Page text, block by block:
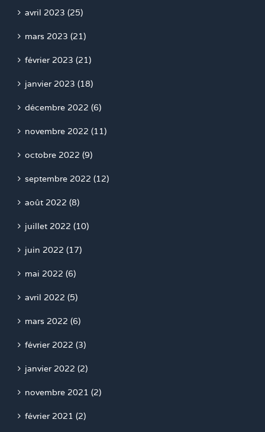
avril 2023 (25)
mars 2023 (21)
février 2023 (21)
janvier 2023 (18)
décembre 2022 (6)
novembre 2022 (11)
octobre 2022 (9)
septembre 2022 (12)
août 2022 (8)
juillet 2022 (10)
juin 2022 (17)
mai 2022 (6)
avril 2022 (5)
mars 2022 (6)
février 2022 (3)
janvier 2022 (2)
novembre 2021 (2)
février 2021 (2)